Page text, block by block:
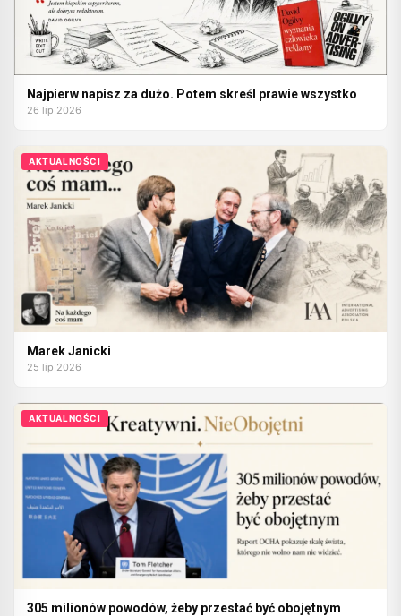
Najpierw napisz za dużo. Potem skreśl prawie wszystko
26 lip 2026
AKTUALNOŚCI
Marek Janicki
25 lip 2026
AKTUALNOŚCI
305 milionów powodów, żeby przestać być obojętnym